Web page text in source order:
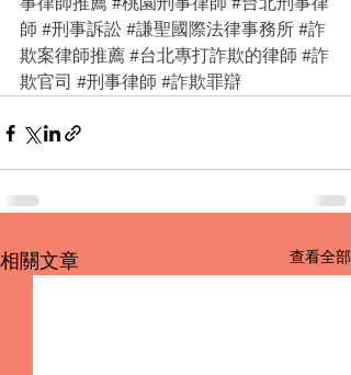
師 #刑事訴訟 #謙聖國際法律事務所 #詐
欺案律師推薦 #台北專打詐欺的律師 #詐
欺官司 #刑事律師 #詐欺罪辯
相關文章 查看全部